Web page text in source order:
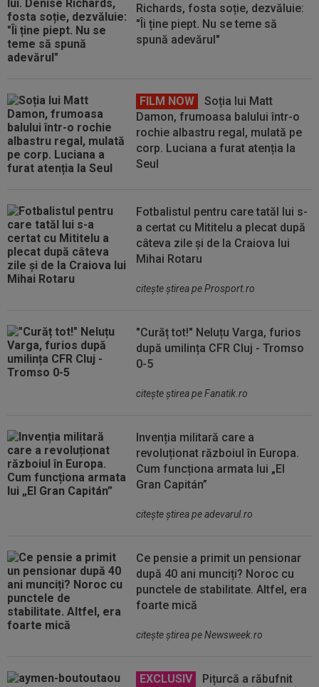
Richards, fosta soție, dezvăluie:
"Îi ține piept. Nu se teme să
spună adevărul"
FILM NOW
Soția lui Matt
Damon, frumoasa balului într-o
rochie albastru regal, mulată pe
corp. Luciana a furat atenția la
Seul
Fotbalistul pentru care tatăl lui s-
a certat cu Mititelu a plecat după
câteva zile și de la Craiova lui
Mihai Rotaru
citeşte ştirea pe Prosport.ro
"Curăț tot!" Neluțu Varga, furios
după umilința CFR Cluj - Tromso
0-5
citeşte ştirea pe Fanatik.ro
Invenția militară care a
revoluționat războiul în Europa.
Cum funcționa armata lui „El
Gran Capitán”
citeşte ştirea pe adevarul.ro
Ce pensie a primit un pensionar
după 40 ani munciți? Noroc cu
punctele de stabilitate. Altfel, era
foarte mică
citeşte ştirea pe Newsweek.ro
EXCLUSIV
Pițurcă a răbufnit